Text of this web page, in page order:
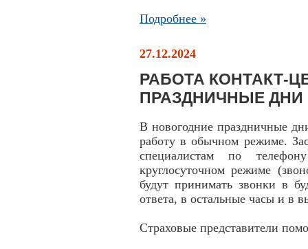
Подробнее »
27.12.2024
РАБОТА КОНТАКТ-
ПРАЗДНИЧНЫЕ ДНИ
В новогодние праздничные
работу в обычном режиме.
специалистам по
круглосуточном режиме
будут принимать звонки в
ответа, в остальные часы и в
Страховые представители